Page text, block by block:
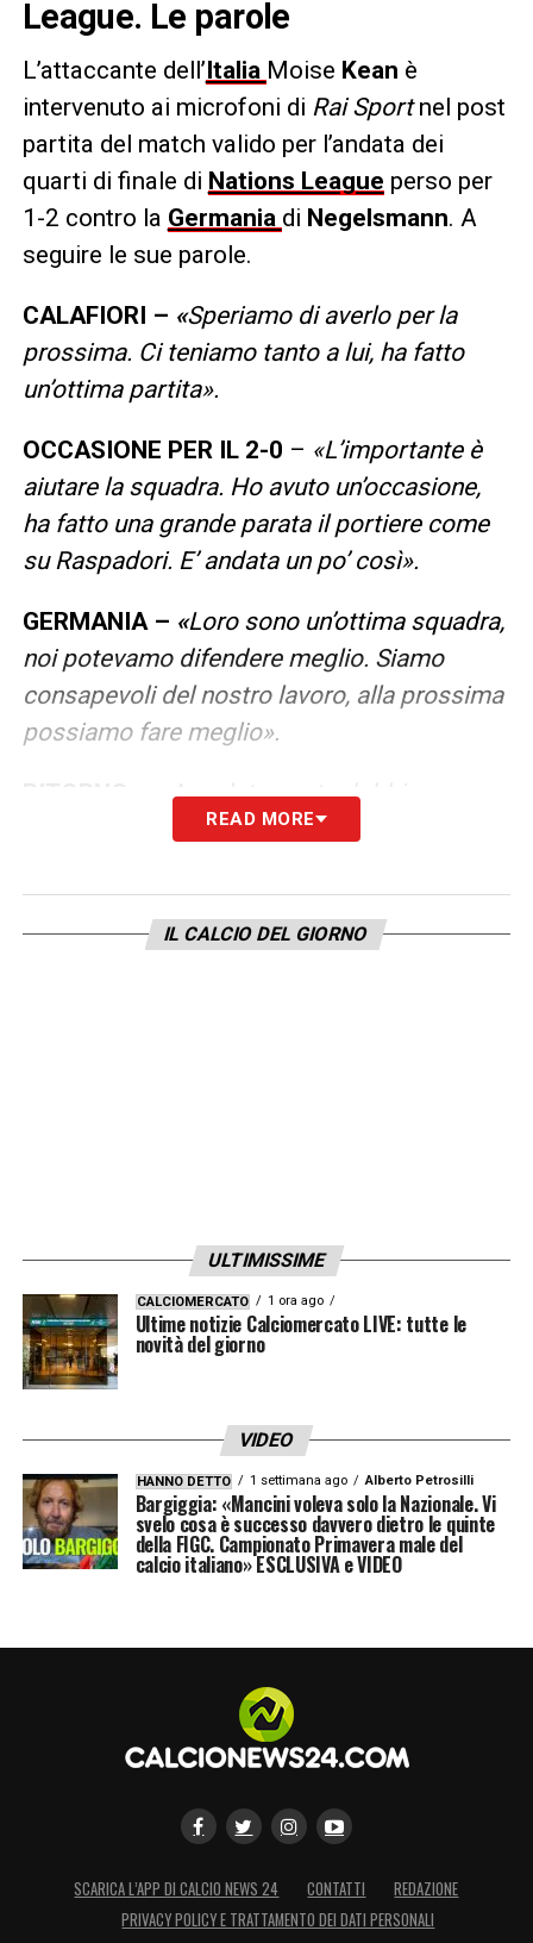
League. Le parole
L’attaccante dell’Italia Moise Kean è
intervenuto ai microfoni di Rai Sportnel post
partita del match valido per l’andata dei
quarti di finale di Nations League perso per
1-2 contro la Germania di Negelsmann. A
seguire le sue parole.
CALAFIORI – «Speriamo di averlo per la
prossima. Ci teniamo tanto a lui, ha fatto
un’ottima partita».
OCCASIONE PER IL 2-0 – «L’importante è
aiutare la squadra. Ho avuto un’occasione,
ha fatto una grande parata il portiere come
su Raspadori. E’ andata un po’ così».
GERMANIA – «Loro sono un’ottima squadra,
noi potevamo difendere meglio. Siamo
consapevoli del nostro lavoro, alla prossima
possiamo fare meglio».
Assolutamente dobbiamo
ribaltarla al ritorno, ci prepareremo e faremo
LA PLAYLIST DELLE NOSTRE TOP NEWS
READ MORE
IL CALCIO DEL GIORNO
ULTIMISSIME
CALCIOMERCATO 1 ora ago
Ultime notizie Calciomercato LIVE: tutte le
novità del giorno
VIDEO
HANNO DETTO 1 settimana ago Alberto Petrosilli
Bargiggia: «Mancini voleva solo la Nazionale. Vi
svelo cosa è successo davvero dietro le quinte
della FIGC. Campionato Primavera male del
calcio italiano» ESCLUSIVA e VIDEO
SCARICA L’APP DI CALCIO NEWS 24 CONTATTI
REDAZIONE
PRIVACY POLICY E TRATTAMENTO DEI DATI PERSONALI